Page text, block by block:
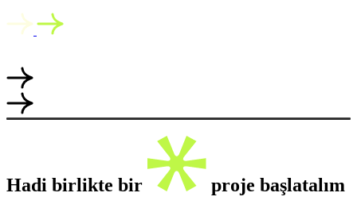
Hadi birlikte bir proje başlatalım